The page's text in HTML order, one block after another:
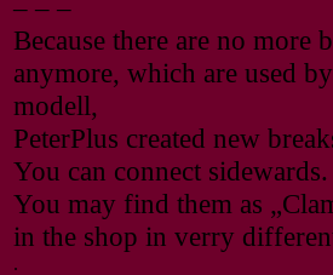
– – –
Because there are no more
anymore, which are used
modell,
PeterPlus created new
You can connect sidewards.
You may find them as
in the shop in verry
.